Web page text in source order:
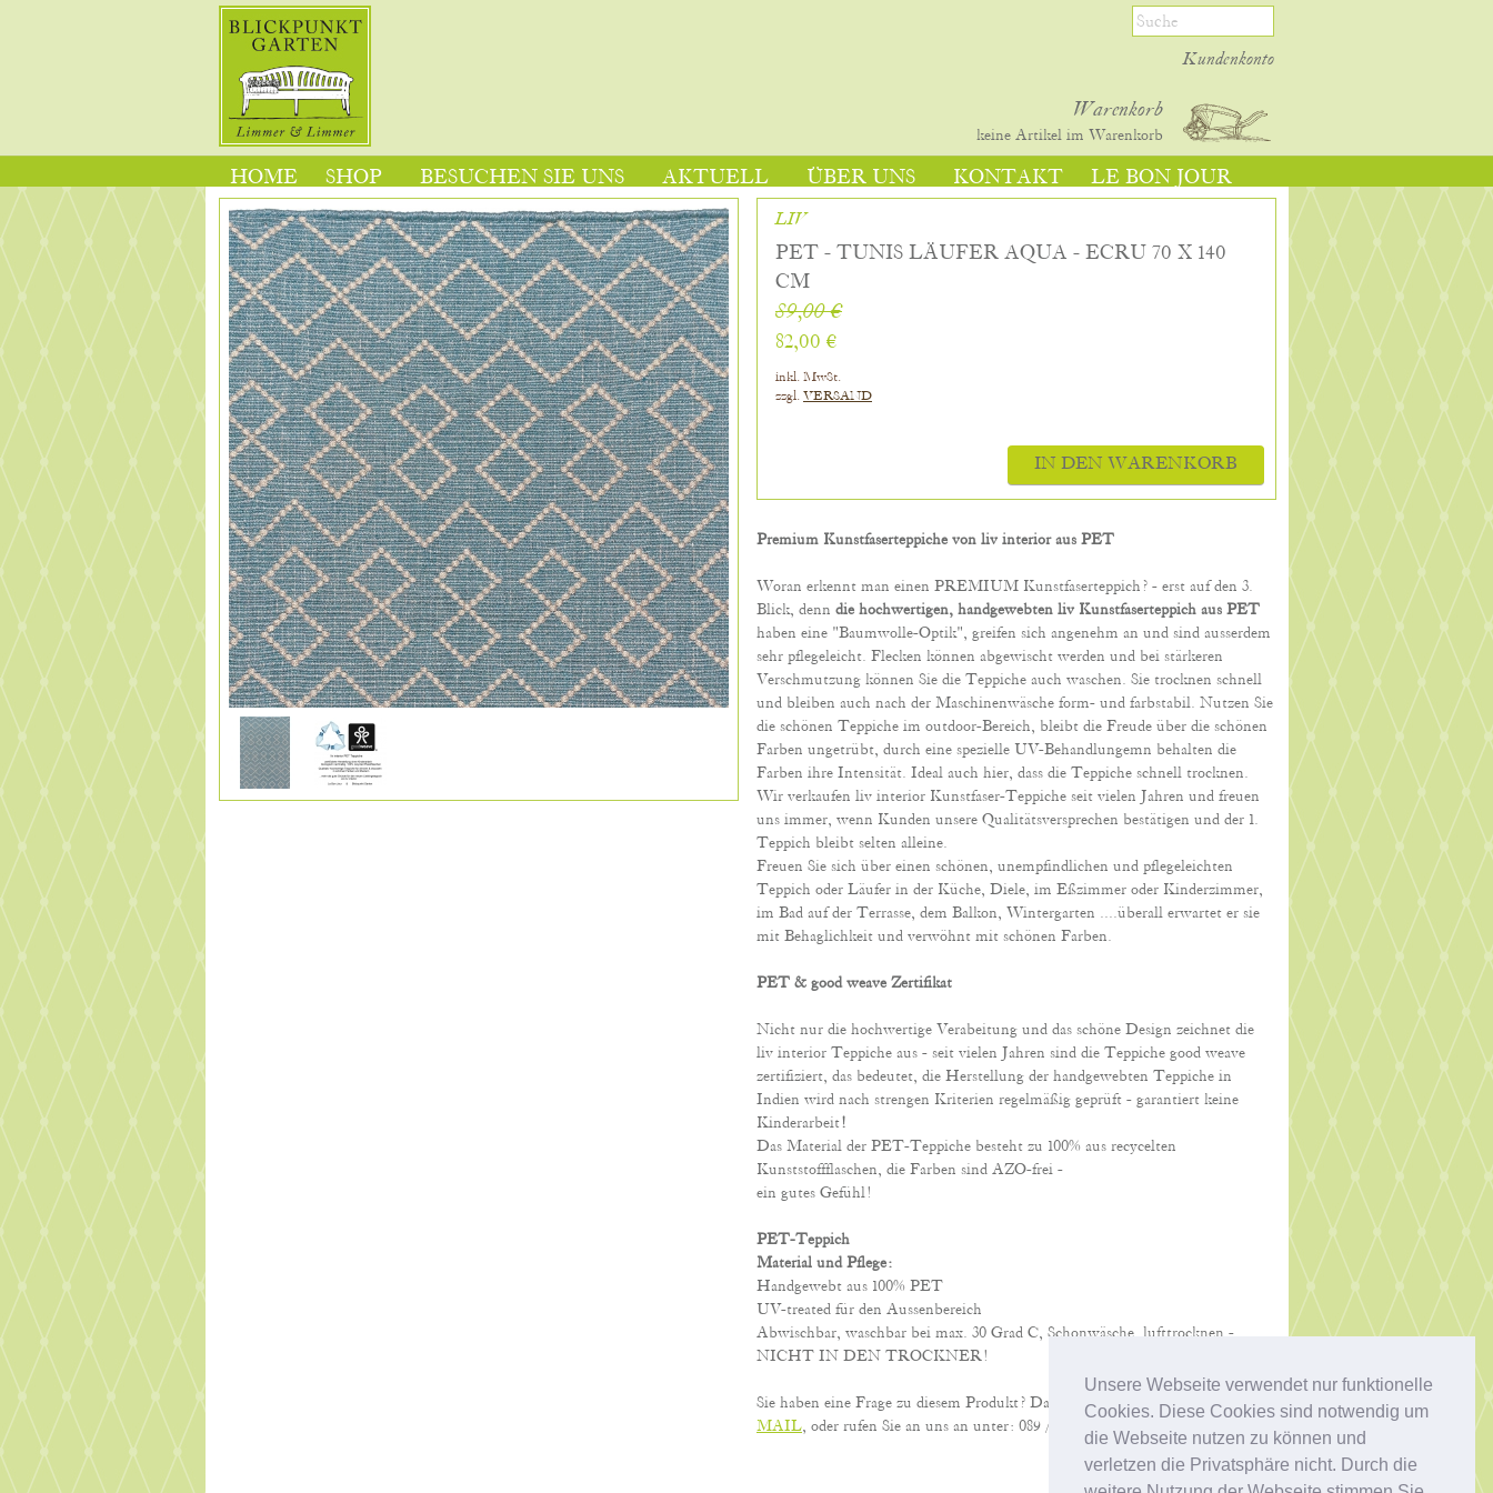
Unsere Webseite verwendet nur funktionelle
Cookies. Diese Cookies sind notwendig um
die Webseite nutzen zu können und
verletzen die Privatsphäre nicht. Durch die
Kundenkonto
Warenkorb
keine Artikel im Warenkorb
HOME SHOP BESUCHEN SIE UNS AKTUELL ÜBER UNS KONTAKT LE BON JOUR
LIV
PET - TUNIS LÄUFER AQUA - ECRU 70 X 140
CM
89,00 €
82,00 €
inkl. MwSt.
zzgl. VERSAND
IN DEN WARENKORB
Premium Kunstfaserteppiche von liv interior aus PET
Woran erkennt man einen PREMIUM Kunstfaserteppich? - erst auf den 3.
Blick, denn die hochwertigen, handgewebten liv Kunstfaserteppich aus PET
haben eine "Baumwolle-Optik", greifen sich angenehm an und sind ausserdem
sehr pflegeleicht. Flecken können abgewischt werden und bei stärkeren
Verschmutzung können Sie die Teppiche auch waschen. Sie trocknen schnell
und bleiben auch nach der Maschinenwäsche form- und farbstabil. Nutzen Sie
die schönen Teppiche im outdoor-Bereich, bleibt die Freude über die schönen
Farben ungetrübt, durch eine spezielle UV-Behandlungemn behalten die
Farben ihre Intensität. Ideal auch hier, dass die Teppiche schnell trocknen.
Wir verkaufen liv interior Kunstfaser-Teppiche seit vielen Jahren und freuen
uns immer, wenn Kunden unsere Qualitätsversprechen bestätigen und der 1.
Teppich bleibt selten alleine.
Freuen Sie sich über einen schönen, unempfindlichen und pflegeleichten
Teppich oder Läufer in der Küche, Diele, im Eßzimmer oder Kinderzimmer,
im Bad auf der Terrasse, dem Balkon, Wintergarten ....überall erwartet er sie
mit Behaglichkeit und verwöhnt mit schönen Farben.
PET & good weave Zertifikat
Nicht nur die hochwertige Verabeitung und das schöne Design zeichnet die
liv interior Teppiche aus - seit vielen Jahren sind die Teppiche good weave
zertifiziert, das bedeutet, die Herstellung der handgewebten Teppiche in
Indien wird nach strengen Kriterien regelmäßig geprüft - garantiert keine
Kinderarbeit!
Das Material der PET-Teppiche besteht zu 100% aus recycelten
Kunststoffflaschen, die Farben sind AZO-frei -
ein gutes Gefühl!
PET-Teppich
Material und Pflege:
Handgewebt aus 100% PET
UV-treated für den Aussenbereich
Abwischbar, waschbar bei max. 30 Grad C, Schonwäsche, lufttrocknen -
NICHT IN DEN TROCKNER!
Sie haben eine Frage zu diesem Produkt? Dann schreiben Sie uns eine kurze
MAIL, oder rufen Sie an uns an unter: 089 / 68 72 32. Wir beraten Sie gerne!